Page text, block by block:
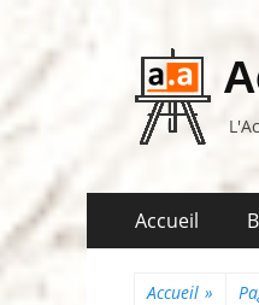
Premier
menu
Accueil
Accueil »